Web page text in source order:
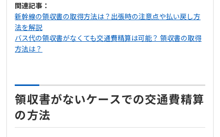
関連記事：
新幹線の領収書の取得方法は？出張時の注意点や払い戻し方
法を解説
バス代の領収書がなくても交通費精算は可能？ 領収書の取得
方法は？
領収書がないケースでの交通費精算
の方法